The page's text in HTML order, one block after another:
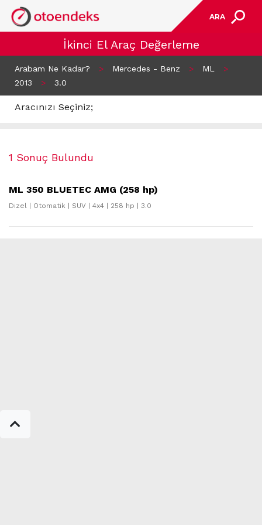
ARA
İkinci El Araç Değerleme
Arabam Ne Kadar? > Mercedes - Benz > ML
>
2013
> 3.0
Aracınızı Seçiniz;
1 Sonuç Bulundu
ML 350 BLUETEC AMG (258 hp)
Dizel | Otomatik | SUV | 4x4 | 258 hp | 3.0